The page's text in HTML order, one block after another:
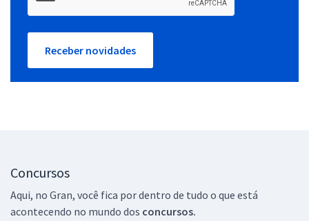
Receber novidades
Concursos
Aqui, no Gran, você fica por dentro de tudo o que está
acontecendo no mundo dos concursos.